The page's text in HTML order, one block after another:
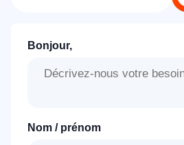
Bonjour,
Nom / prénom